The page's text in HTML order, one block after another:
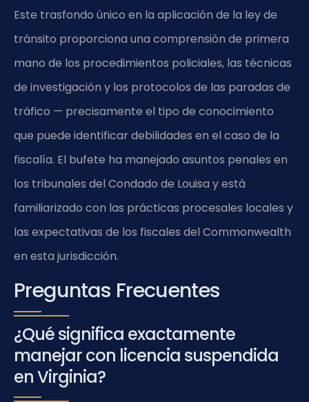
Este trasfondo único en la aplicación de la ley de
tránsito proporciona una comprensión de primera
mano de los procedimientos policiales, las técnicas
de investigación y los protocolos de las paradas de
tráfico — precisamente el tipo de conocimiento
que puede identificar debilidades en el caso de la
fiscalía. El bufete ha manejado asuntos penales en
los tribunales del Condado de Louisa y está
familiarizado con las prácticas procesales locales y
las expectativas de los fiscales del Commonwealth
en esta jurisdicción.
Preguntas Frecuentes
¿Qué significa exactamente
manejar con licencia suspendida
en Virginia?